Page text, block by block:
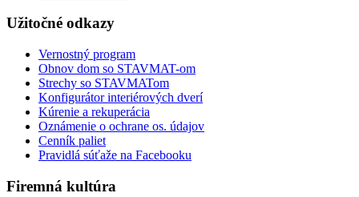
Užitočné odkazy
Vernostný program
Obnov dom so STAVMAT-om
Strechy so STAVMATom
Konfigurátor interiérových dverí
Kúrenie a rekuperácia
Oznámenie o ochrane os. údajov
Cenník paliet
Pravidlá súťaže na Facebooku
Firemná kultúra